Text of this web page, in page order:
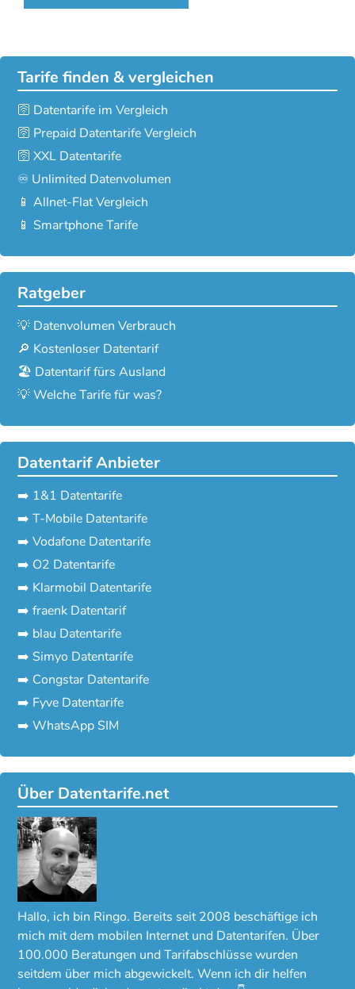
Tarife finden & vergleichen
🛜 Datentarife im Vergleich
🛜 Prepaid Datentarife Vergleich
🛜 XXL Datentarife
♾️ Unlimited Datenvolumen
📱 Allnet-Flat Vergleich
📱 Smartphone Tarife
Ratgeber
💡 Datenvolumen Verbrauch
🔎 Kostenloser Datentarif
🏖️ Datentarif fürs Ausland
💡 Welche Tarife für was?
Datentarif Anbieter
➡️ 1&1 Datentarife
➡️ T-Mobile Datentarife
➡️ Vodafone Datentarife
➡️ O2 Datentarife
➡️ Klarmobil Datentarife
➡️ fraenk Datentarif
➡️ blau Datentarife
➡️ Simyo Datentarife
➡️ Congstar Datentarife
➡️ Fyve Datentarife
➡️ WhatsApp SIM
Über Datentarife.net
Hallo, ich bin Ringo. Bereits seit 2008 beschäftige ich
mich mit dem mobilen Internet und Datentarifen. Über
100.000 Beratungen und Tarifabschlüsse wurden
seitdem über mich abgewickelt. Wenn ich dir helfen